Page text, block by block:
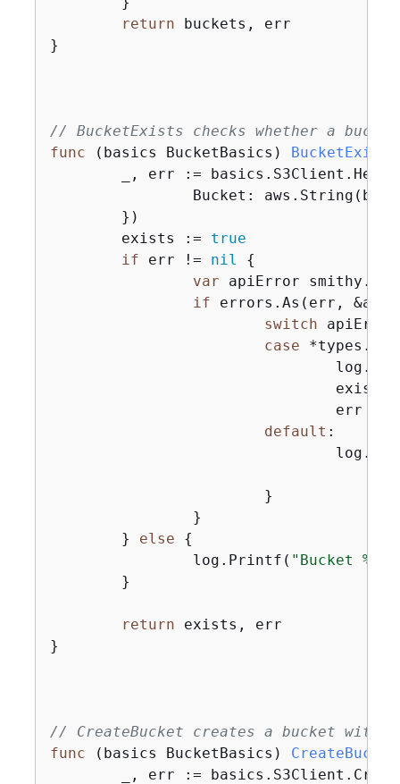
return buckets, err
}
// BucketExists checks whether a
func
(basics BucketBasics) BucketExists
_, err :=
	exists :=
true
if err != nil
{
var apiError
if errors.As(err,
switch
case
				err =
default :
	}
else
{
		log.Printf(
"Bucket %v
return exists, err
}
// CreateBucket creates a bucket with
func
(basics BucketBasics) CreateBucket
_, err :=